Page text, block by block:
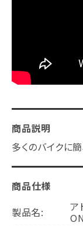
商品説明
多くのバイクに
商品仕様
製品名:
ア